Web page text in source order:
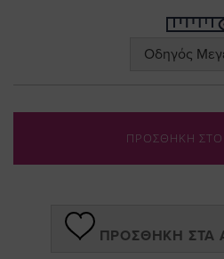
Οδηγός
ΠΡΟΣΘΗΚΗ ΣΤΟ
ΠΡΟΣΘΉΚΗ ΣΤΑ